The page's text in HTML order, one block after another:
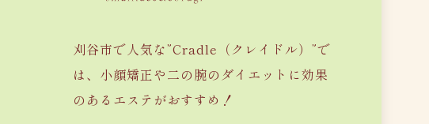
刈谷市で人気な”Cradle（クレイドル）”で
は、小顔矯正や二の腕のダイエットに効果
のあるエステがおすすめ！